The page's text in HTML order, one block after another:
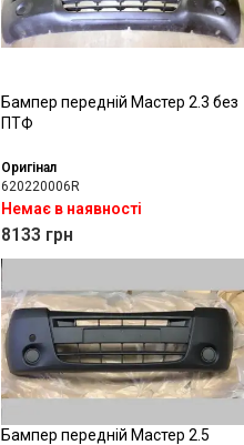
Бампер передній Мастер 2.3 без
ПТФ
Оригінал
620220006R
Немає в наявності
8133 грн
Бампер передній Мастер 2.5